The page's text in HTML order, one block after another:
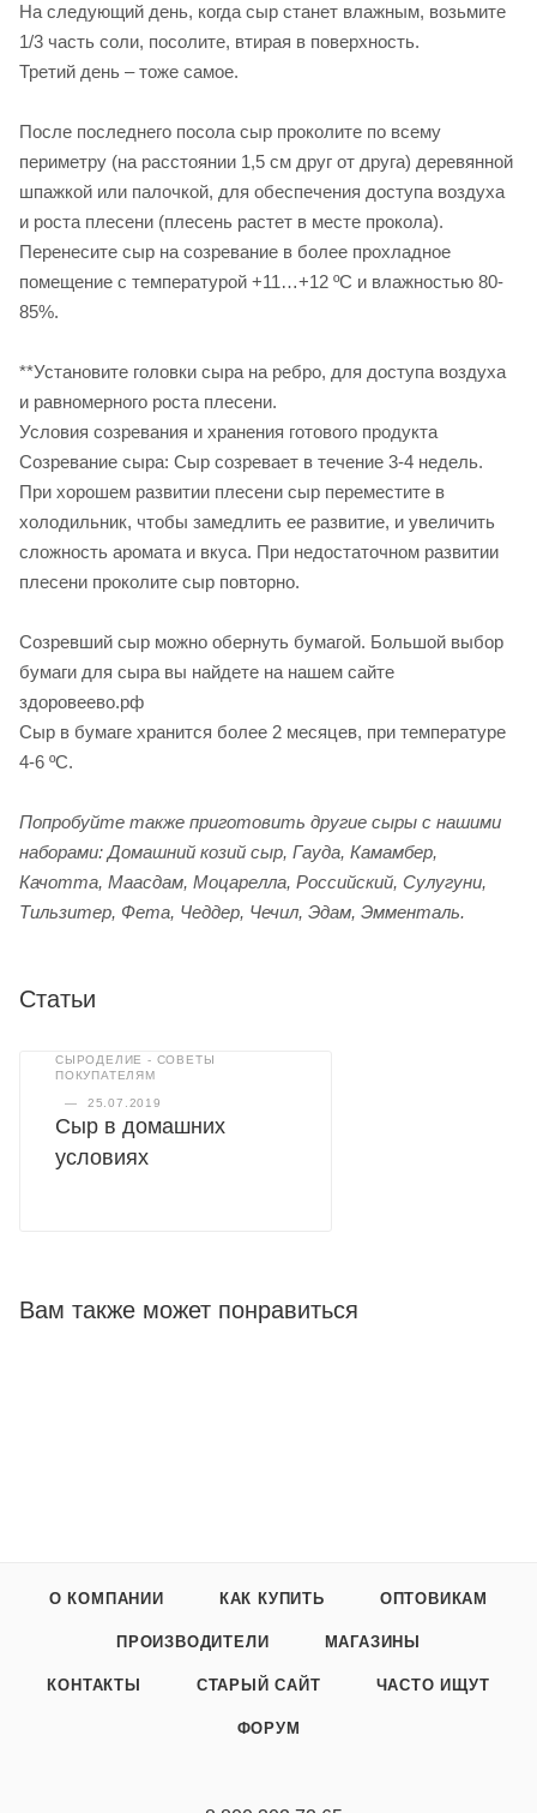
На следующий день, когда сыр станет влажным, возьмите
1/3 часть соли, посолите, втирая в поверхность.
Третий день – тоже самое.
После последнего посола сыр проколите по всему
периметру (на расстоянии 1,5 см друг от друга) деревянной
шпажкой или палочкой, для обеспечения доступа воздуха
и роста плесени (плесень растет в месте прокола).
Перенесите сыр на созревание в более прохладное
помещение с температурой +11…+12 ºС и влажностью 80-
85%.
**Установите головки сыра на ребро, для доступа воздуха
и равномерного роста плесени.
Условия созревания и хранения готового продукта
Созревание сыра: Сыр созревает в течение 3-4 недель.
При хорошем развитии плесени сыр переместите в
холодильник, чтобы замедлить ее развитие, и увеличить
сложность аромата и вкуса. При недостаточном развитии
плесени проколите сыр повторно.
Созревший сыр можно обернуть бумагой. Большой выбор
бумаги для сыра вы найдете на нашем сайте
здоровеево.рф
Сыр в бумаге хранится более 2 месяцев, при температуре
4-6 ºС.
Попробуйте также приготовить другие сыры с нашими
наборами: Домашний козий сыр, Гауда, Камамбер,
Качотта, Маасдам, Моцарелла, Российский, Сулугуни,
Тильзитер, Фета, Чеддер, Чечил, Эдам, Эмменталь.
Статьи
СЫРОДЕЛИЕ - СОВЕТЫ
ПОКУПАТЕЛЯМ
— 25.07.2019
Сыр в домашних
условиях
Вам также может понравиться
О КОМПАНИИ КАК КУПИТЬ ОПТОВИКАМ
ПРОИЗВОДИТЕЛИ МАГАЗИНЫ
КОНТАКТЫ СТАРЫЙ САЙТ ЧАСТО ИЩУТ
ФОРУМ